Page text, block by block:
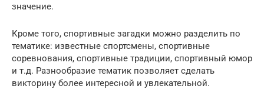
значение.
Кроме того, спортивные загадки можно разделить по
тематике: известные спортсмены, спортивные
соревнования, спортивные традиции, спортивный юмор
и т.д. Разнообразие тематик позволяет сделать
викторину более интересной и увлекательной.